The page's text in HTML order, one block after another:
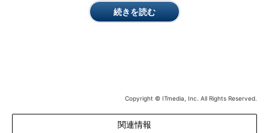
ワーカーの活用を今後1年間で拡大させる予定がある」と回答し
た企業が85％に上った。従来型の組織的ヒエラルキー構造から脱
の領域を探る必要がある。つまり、これまでとは違う新たな産業
のためのルールや、業界標準の確立などを考えていくべきだと提
言した。今回の調査で、「まだ誰も明確に定義していない、“デ
続きを読む
Copyright © ITmedia, Inc. All Rights Reserved.
関連情報